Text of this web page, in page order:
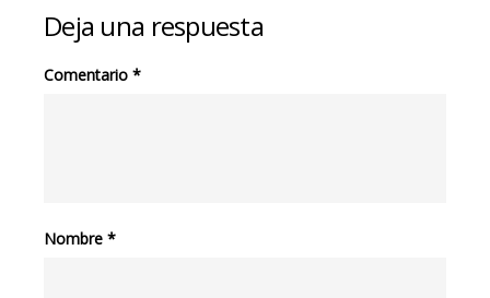
Deja una respuesta
Comentario *
Nombre *